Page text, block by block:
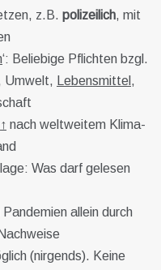
z.B. polizeilich, mit
‘: Beliebige Pflichten bzgl.
Umwelt, Lebensmittel ,
↑ nach weltweitem Klima-
Was darf gelesen
allein durch
(nirgends). Keine